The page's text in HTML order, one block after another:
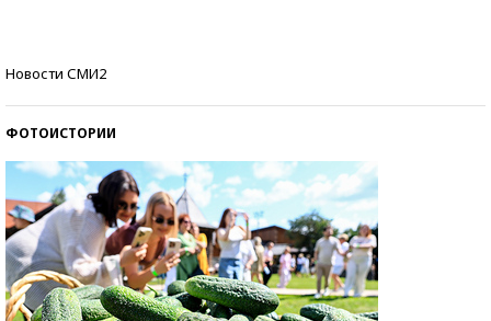
Новости СМИ2
ФОТОИСТОРИИ